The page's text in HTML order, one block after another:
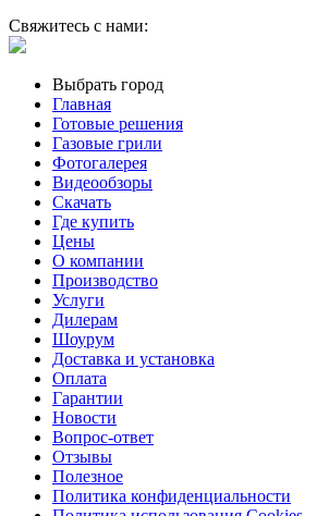
Свяжитесь с нами:
Выбрать город
Главная
Готовые решения
Газовые грили
Фотогалерея
Видеообзоры
Скачать
Где купить
Цены
О компании
Производство
Услуги
Дилерам
Шоурум
Доставка и установка
Оплата
Гарантии
Новости
Вопрос-ответ
Отзывы
Полезное
Политика конфиденциальности